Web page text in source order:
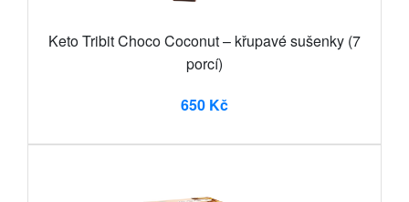
Keto Tribit Choco Coconut – křupavé sušenky (7
porcí)
650 Kč